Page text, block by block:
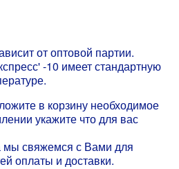
от оптовой партии.
-10 имеет стандартную
в корзину необходимое
укажите что для вас
мы свяжемся с Вами для
оплаты и доставки.